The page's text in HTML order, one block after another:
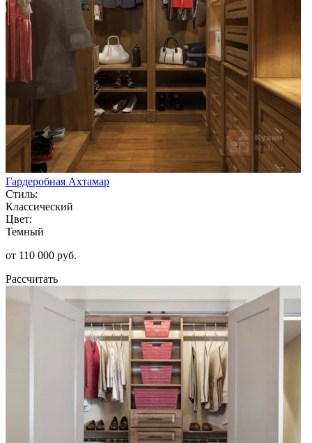
Гардеробная Ахтамар
Стиль:
Классический
Цвет:
Темный
от 110 000 руб.
Рассчитать